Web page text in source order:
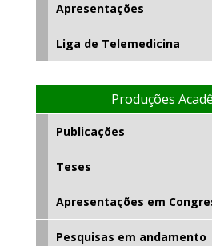
Apresentações
Liga de Telemedicina
Produções
Publicações
Teses
Apresentações em
Pesquisas em andamento